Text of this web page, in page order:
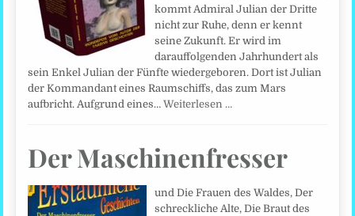
kommt Admiral Julian der Dritte
nicht zur Ruhe, denn er kennt
seine Zukunft. Er wird im
darauffolgenden Jahrhundert als
sein Enkel Julian der Fünfte wiedergeboren. Dort ist Julian
der Kommandant eines Raumschiffs, das zum Mars
aufbricht. Aufgrund eines…Weiterlesen …
Der Maschinenfresser
und Die Frauen des Waldes, Der
schreckliche Alte, Die Braut des